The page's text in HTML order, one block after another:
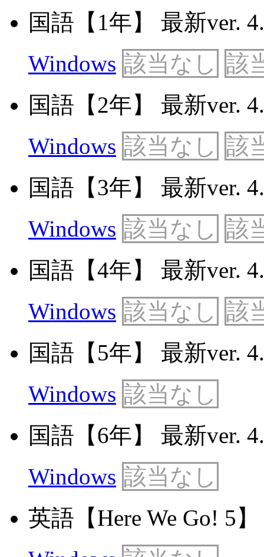
国語【1年】 最新ver.
Windows 該当なし 該
国語【2年】 最新ver.
Windows 該当なし 該
国語【3年】 最新ver.
Windows 該当なし 該
国語【4年】 最新ver.
Windows 該当なし 該
国語【5年】 最新ver.
Windows 該当なし
国語【6年】 最新ver.
Windows 該当なし
英語【Here We Go! 5